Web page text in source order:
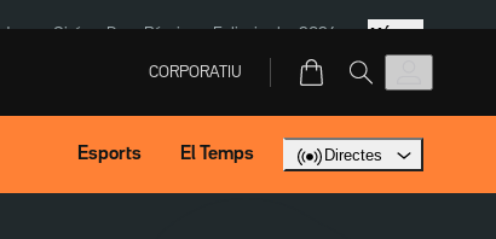
Jaume Giró Dron Rússia Eclipsi solar 2026 Més
CORPORATIU
Esports El Temps Directes